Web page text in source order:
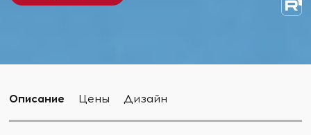
Описание Цены Дизайн